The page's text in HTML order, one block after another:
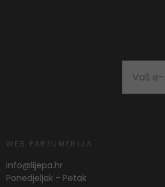
WEB PARFUMERIJA
info@lijepa.hr
Ponedjeljak - Petak